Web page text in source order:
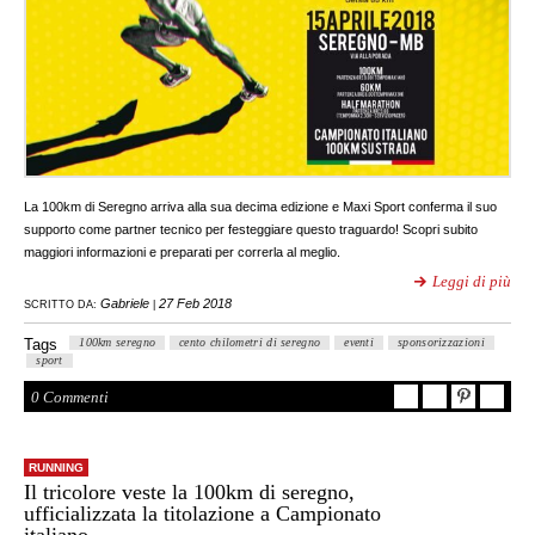
La 100km di Seregno arriva alla sua decima edizione e Maxi Sport conferma il suo
supporto come partner tecnico per festeggiare questo traguardo! Scopri subito
maggiori informazioni e preparati per correrla al meglio.
Leggi di più
SCRITTO DA: Gabriele 27 Feb 2018
Tags 100km seregno cento chilometri di seregno eventi
sponsorizzazioni
sport
0 Commenti
RUNNING
Il tricolore veste la 100km di seregno,
ufficializzata la titolazione a Campionato